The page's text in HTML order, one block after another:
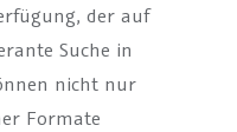
der auf
Suche in
nicht nur
Formate